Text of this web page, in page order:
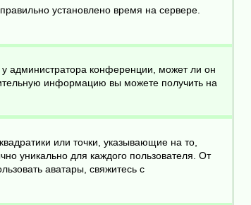
установлено время на сервере.
администратора конференции, может ли он
информацию вы можете получить на
или точки, указывающие на то,
уникально для каждого пользователя. От
аватары, свяжитесь с